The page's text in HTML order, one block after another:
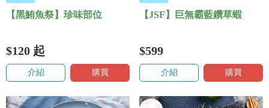
【黑鮪魚祭】珍味部位
$120 起
介紹 購買
【JSF】巨無霸藍鑽草蝦
$599
介紹 購買